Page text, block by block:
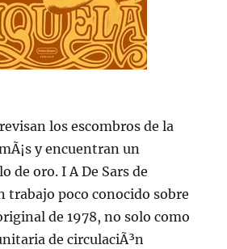
los escombros de la
y encuentran un
de oro. I A De Sars de
trabajo poco conocido sobre
de 1978, no solo como
de circulaciÃ³n